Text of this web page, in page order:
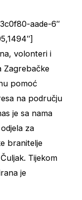
aade-6″
volonteri i
Zagrebačke
pomoć
na području
je sa nama
za
branitelje
Tijekom
je